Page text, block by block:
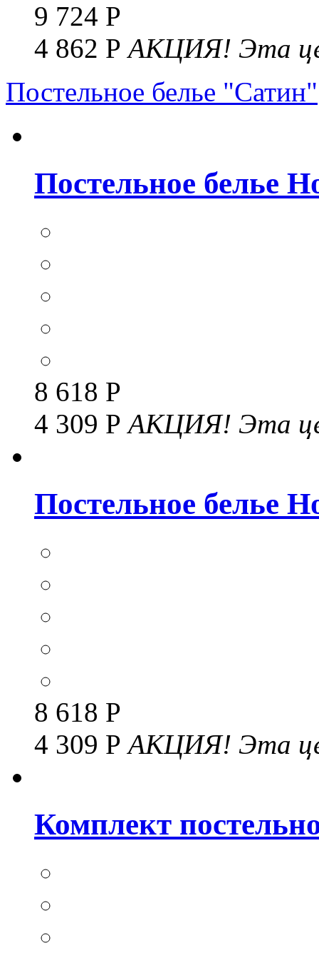
9 724 Р
4 862 РАКЦИЯ! Эта
Постельное белье "Сатин"
Постельное белье
8 618 Р
4 309 РАКЦИЯ! Эта
Постельное белье
8 618 Р
4 309 РАКЦИЯ! Эта
Комплект